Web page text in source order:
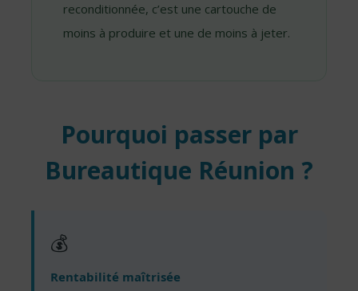
reconditionnée, c’est une cartouche de
moins à produire et une de moins à jeter.
Pourquoi passer par
Bureautique Réunion ?
💰
Rentabilité maîtrisée